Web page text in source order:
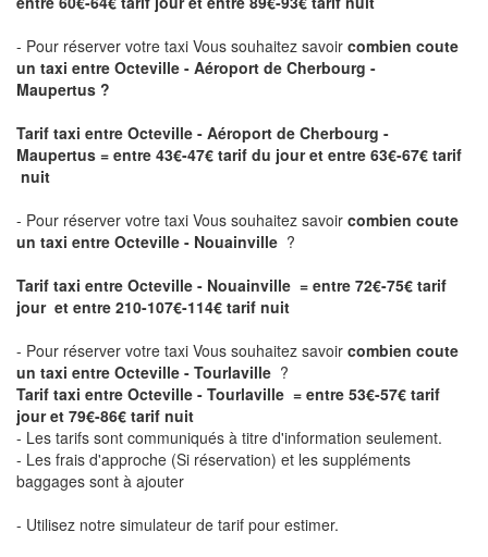
- Pour réserver votre taxi Vous souhaitez savoir combien coute
un taxi entre Octeville - Aéroport de Cherbourg -
Maupertus ?
Tarif taxi entre Octeville - Aéroport de Cherbourg -
Maupertus = entre 43€-47€ tarif du jour et entre 63€-67€ tarif
nuit
- Pour réserver votre taxi Vous souhaitez savoir combien coute
un taxi entre Octeville - Nouainville ?
Tarif taxi entre Octeville - Nouainville = entre 72€-75€ tarif
jour et entre 210-107€-114€ tarif nuit
- Pour réserver votre taxi Vous souhaitez savoir combien coute
un taxi entre Octeville - Tourlaville ?
Tarif taxi entre Octeville - Tourlaville = entre 53€-57€ tarif
jour et 79€-86€ tarif nuit
- Les tarifs sont communiqués à titre d'information seulement.
- Les frais d'approche (Si réservation) et les suppléments
baggages sont à ajouter
- Utilisez notre simulateur de tarif pour estimer.